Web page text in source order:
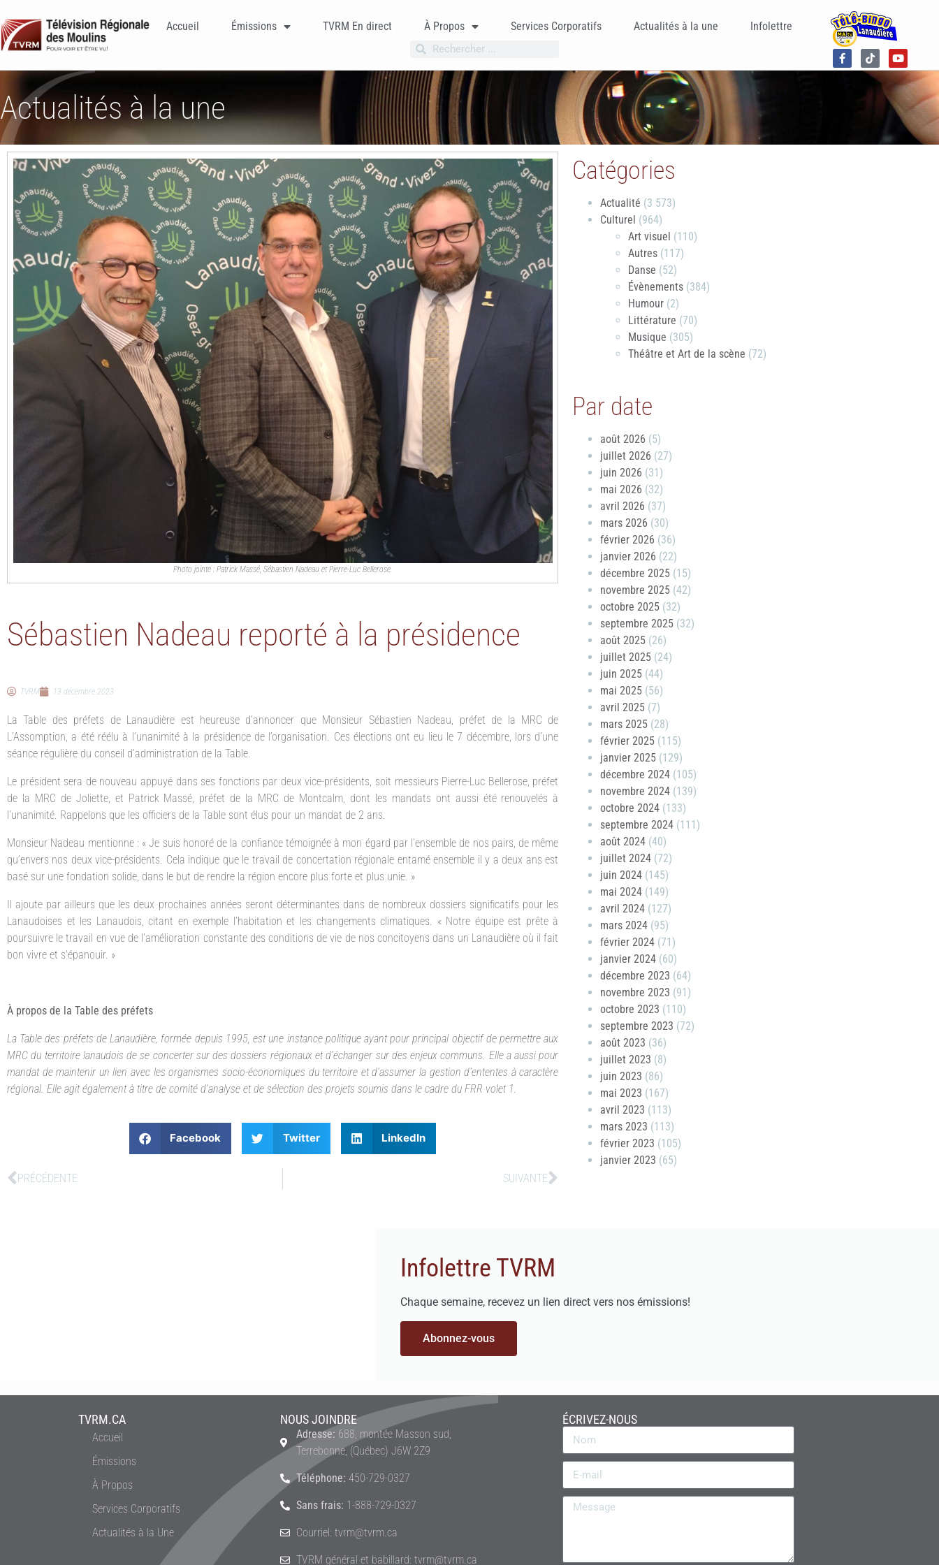
Accueil Émissions TVRM En direct À Propos Services Corporatifs Actualités à la une Infolettre
Actualités à la une
Photo jointe : Patrick Massé, Sébastien Nadeau et Pierre-Luc Bellerose.
Sébastien Nadeau reporté à la présidence
TVRM 13 décembre 2023
La Table des préfets de Lanaudière est heureuse d’annoncer que Monsieur Sébastien Nadeau, préfet de la MRC de
L’Assomption, a été réélu à l’unanimité à la présidence de l’organisation. Ces élections ont eu lieu le 7 décembre, lors d’une
séance régulière du conseil d’administration de la Table.
Le président sera de nouveau appuyé dans ses fonctions par deux vice-présidents, soit messieurs Pierre-Luc Bellerose, préfet
de la MRC de Joliette, et Patrick Massé, préfet de la MRC de Montcalm, dont les mandats ont aussi été renouvelés à
l’unanimité. Rappelons que les officiers de la Table sont élus pour un mandat de 2 ans.
Monsieur Nadeau mentionne : « Je suis honoré de la confiance témoignée à mon égard par l’ensemble de nos pairs, de même
qu’envers nos deux vice-présidents. Cela indique que le travail de concertation régionale entamé ensemble il y a deux ans est
basé sur une fondation solide, dans le but de rendre la région encore plus forte et plus unie. »
Il ajoute par ailleurs que les deux prochaines années seront déterminantes dans de nombreux dossiers significatifs pour les
Lanaudoises et les Lanaudois, citant en exemple l’habitation et les changements climatiques. « Notre équipe est prête à
poursuivre le travail en vue de l’amélioration constante des conditions de vie de nos concitoyens dans un Lanaudière où il fait
bon vivre et s’épanouir. »
À propos de la Table des préfets
La Table des préfets de Lanaudière, formée depuis 1995, est une instance politique ayant pour principal objectif de permettre aux
MRC du territoire lanaudois de se concerter sur des dossiers régionaux et d’échanger sur des enjeux communs. Elle a aussi pour
mandat de maintenir un lien avec les organismes socio-économiques du territoire et d’assumer la gestion d’ententes à caractère
régional. Elle agit également à titre de comité d’analyse et de sélection des projets soumis dans le cadre du FRR volet 1.
Facebook Twitter LinkedIn
PRÉCÉDENTE SUIVANTE
Catégories
Actualité (3 573)
Culturel (964)
Art visuel (110)
Autres (117)
Danse (52)
Évènements (384)
Humour (2)
Littérature (70)
Musique (305)
Théâtre et Art de la scène (72)
Par date
août 2026 (5)
juillet 2026 (27)
juin 2026 (31)
mai 2026 (32)
avril 2026 (37)
mars 2026 (30)
février 2026 (36)
janvier 2026 (22)
décembre 2025 (15)
novembre 2025 (42)
octobre 2025 (32)
septembre 2025 (32)
août 2025 (26)
juillet 2025 (24)
juin 2025 (44)
mai 2025 (56)
avril 2025 (7)
mars 2025 (28)
février 2025 (115)
janvier 2025 (129)
décembre 2024 (105)
novembre 2024 (139)
octobre 2024 (133)
septembre 2024 (111)
août 2024 (40)
juillet 2024 (72)
juin 2024 (145)
mai 2024 (149)
avril 2024 (127)
mars 2024 (95)
février 2024 (71)
janvier 2024 (60)
décembre 2023 (64)
novembre 2023 (91)
octobre 2023 (110)
septembre 2023 (72)
août 2023 (36)
juillet 2023 (8)
juin 2023 (86)
mai 2023 (167)
avril 2023 (113)
mars 2023 (113)
février 2023 (105)
janvier 2023 (65)
Infolettre TVRM
Chaque semaine, recevez un lien direct vers nos émissions!
Abonnez-vous
TVRM.CA
Accueil
Émissions
À Propos
Services Corporatifs
Actualités à la Une
NOUS JOINDRE
Adresse: 688, montée Masson sud,
Terrebonne, (Québec) J6W 2Z9
Téléphone: 450-729-0327
Sans frais: 1-888-729-0327
Courriel: tvrm@tvrm.ca
TVRM général et babillard: tvrm@tvrm.ca
ÉCRIVEZ-NOUS